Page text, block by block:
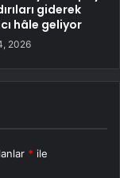
giderek
hâle geliyor
2026
* ile